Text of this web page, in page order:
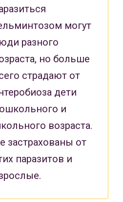
могут
разного
но больше
страдают от
дети
и
возраста.
застрахованы от
паразитов и